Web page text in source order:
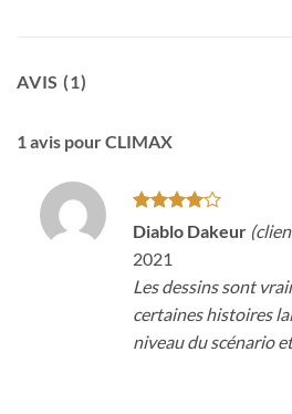
AVIS (1)
1 avis pourCLIMAX
Note4
sur 5
Diablo Dakeur
2021
Les dessins sont
certaines histoires
niveau du scénario